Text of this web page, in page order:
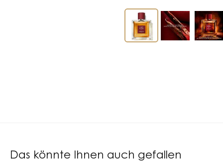
Das könnte Ihnen auch gefallen